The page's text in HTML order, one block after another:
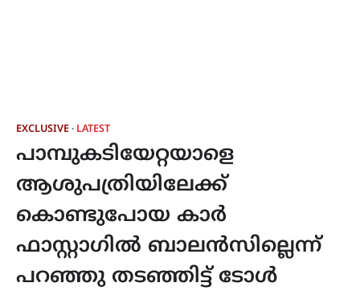
EXCLUSIVE LATEST
പാമ്പുകടിയേറ്റയാളെ
ആശുപത്രിയിലേക്ക്
കൊണ്ടുപോയ കാർ
ഫാസ്റ്റാഗിൽ ബാലൻസില്ലെന്ന്
പറഞ്ഞു തടഞ്ഞിട്ട് ടോൾ